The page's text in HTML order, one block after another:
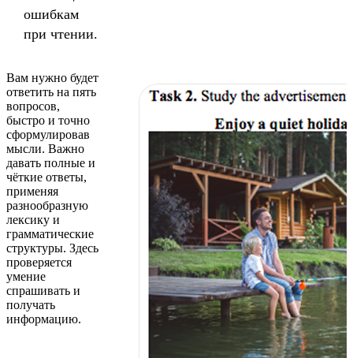
ошибкам
при чтении.
Вам нужно будет
ответить на пять
вопросов,
быстро и точно
сформулировав
мысли. Важно
давать полные и
чёткие ответы,
применяя
разнообразную
лексику и
грамматические
структуры. Здесь
проверяется
умение
спрашивать и
получать
информацию.